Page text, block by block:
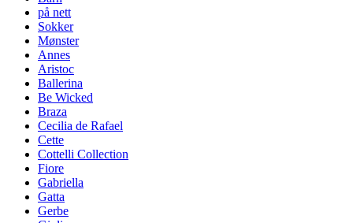
på nett
Sokker
Mønster
Annes
Aristoc
Ballerina
Be Wicked
Braza
Cecilia de Rafael
Cette
Cottelli Collection
Fiore
Gabriella
Gatta
Gerbe